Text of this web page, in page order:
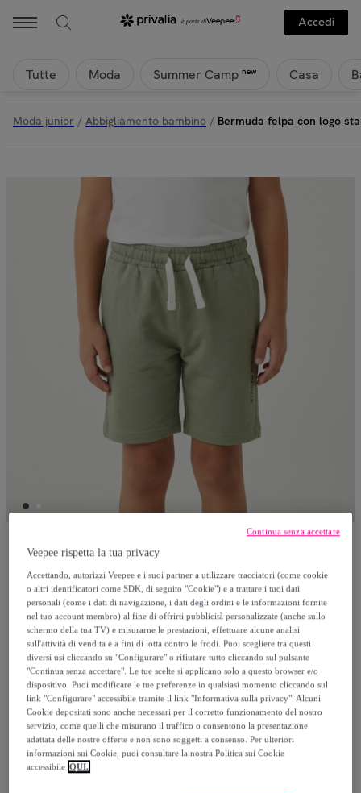
Accedi
Tutte Moda Summer Camp new Casa
Moda junior / Abbigliamento bambino / Bermuda felpa con logo
Polo Club St Martin
Bermuda felpa con logo stampato french
terry
19,90 €
65,00 €
-69%
Guida alle taglie
Veepee rispetta la tua privacy
Accettando, autorizzi Veepee e i suoi partner a utilizzare tracciatori (come cookie
o altri identificatori come SDK, di seguito "Cookie") e a trattare i tuoi dati
personali (come i dati di navigazione, i dati degli ordini e le informazioni fornite
nel tuo account membro) al fine di offrirti pubblicità personalizzate (anche sullo
schermo della tua TV) e misurarne le prestazioni, effettuare alcune analisi
sull'attività di vendita e a fini di lotta contro le frodi. Puoi scegliere tra questi
diversi usi cliccando su "Configurare" o rifiutare tutto cliccando sul pulsante
"Continua senza accettare". Le tue scelte si applicano solo a questo browser e/o
dispositivo. Puoi modificare le tue preferenze in qualsiasi momento cliccando sul
link "Configurare" accessibile tramite il link "Informativa sulla privacy". Alcuni
Cookie depositati sono anche necessari per il corretto funzionamento del nostro
servizio, come quelli che misurano il traffico o consentono la presentazione
adattata delle nostre offerte e non sono soggetti a consenso. Per ulteriori
informazioni sui Cookie, puoi consultare la nostra Politica sui Cookie
accessibile QUI.
Continua senza accettare